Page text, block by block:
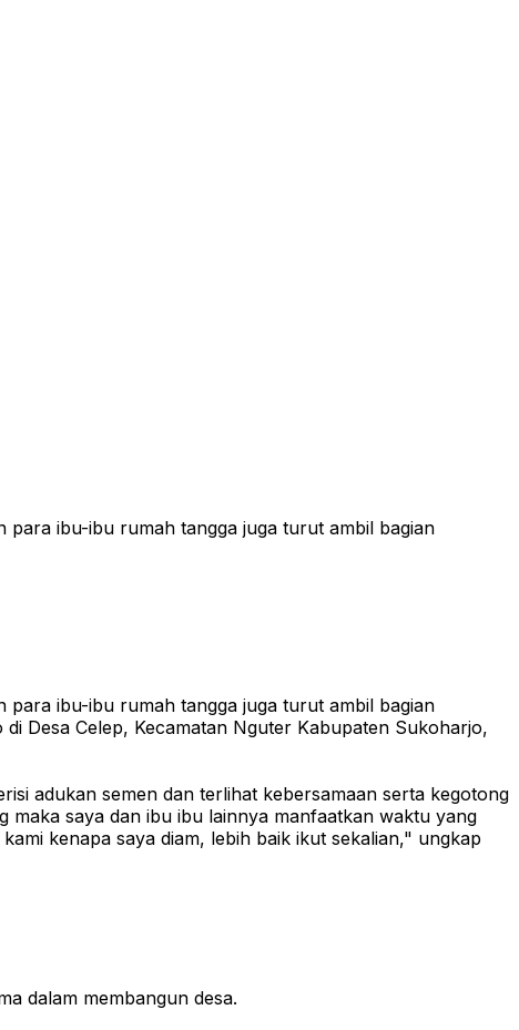
para ibu-ibu rumah tangga juga turut ambil bagian
para ibu-ibu rumah tangga juga turut ambil bagian
Desa Celep, Kecamatan Nguter Kabupaten Sukoharjo,
adukan semen dan terlihat kebersamaan serta kegotong
saya dan ibu ibu lainnya manfaatkan waktu yang
kenapa saya diam, lebih baik ikut sekalian," ungkap
dalam membangun desa.